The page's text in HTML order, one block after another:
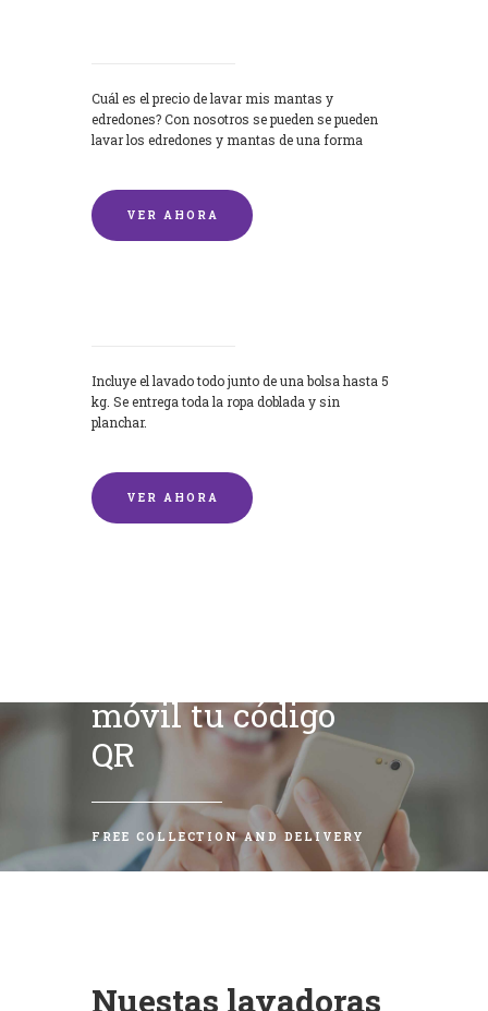
Cuál es el precio de lavar mis mantas y
edredones? Con nosotros se pueden se pueden
lavar los edredones y mantas de una forma
VER AHORA
Incluye el lavado todo junto de una bolsa hasta 5
kg. Se entrega toda la ropa doblada y sin
planchar.
VER AHORA
móvil tu código
QR
FREE COLLECTION AND DELIVERY
Nuestas lavadoras